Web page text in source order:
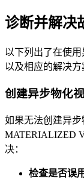
诊断并解决
以下列出了在使用
以及相应的解决方
创建异步物化
如果无法创建异
MATERIALIZED
决：
检查是否误